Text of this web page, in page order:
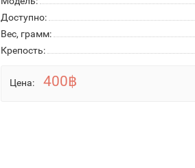
Доступно:
Вес, грамм:
Крепость:
Цена: 400฿